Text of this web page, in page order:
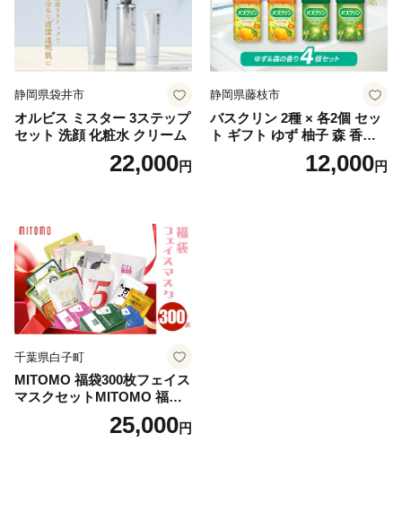
静岡県袋井市
オルビス ミスター 3ステップ
セット 洗顔 化粧水 クリーム
22,000円
静岡県藤枝市
バスクリン 2種 × 各2個 セッ
ト ギフト ゆず 柚子 森 香り
日用品 お風呂 バス用品 温活
アロマ 香り まとめ買い静岡
12,000円
千葉県白子町
MITOMO 福袋300枚フェイス
マスクセットMITOMO 福袋3
00枚フェイスマスクセット
ふるさと納税 パック ファイ
25,000円